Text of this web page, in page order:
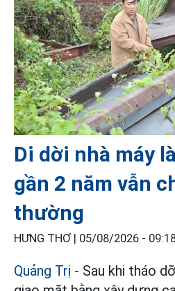
Di dời nhà máy
gần 2 năm vẫn
thường
HƯNG THƠ | 05/08/2026 -
Quảng Trị - Sau khi tháo